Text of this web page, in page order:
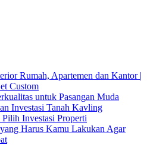
Rumah, Apartemen dan Kantor |
Custom
untuk Pasangan Muda
Investasi Tanah Kavling
Investasi Properti
Harus Kamu Lakukan Agar